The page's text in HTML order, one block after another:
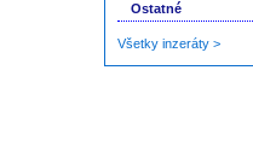
Ostatné
Všetky inzeráty >